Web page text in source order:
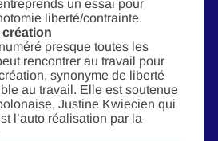
un essai pour
liberté/contrainte.
création
presque toutes les
rencontrer au travail pour
synonyme de liberté
au travail. Elle est soutenue
Justine Kwiecien qui
l’auto réalisation par la